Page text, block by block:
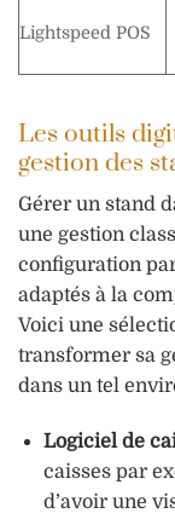
Lightspeed POS
Les outils
gestion des
Gérer un stand
une gestion
configuration
adaptés à la
Voici une
transformer sa
dans un tel
Logiciel de
caisses par
d’avoir une